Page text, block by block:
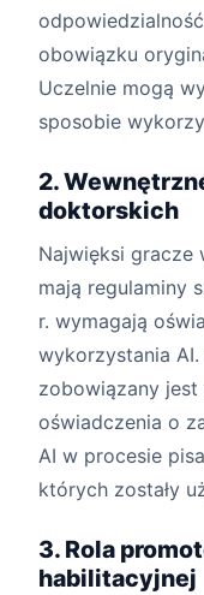
obowiązku
Uczelnie mogą
sposobie
2.
doktorskich
Najwięksi gracze
mają regulaminy
r. wymagają
wykorzystania
zobowiązany jest
oświadczenia o
AI w procesie
których zostały
3. Rola
habilitacyjnej